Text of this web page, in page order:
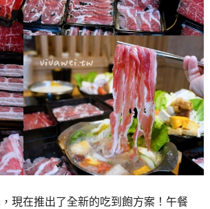
現在推出了全新的吃到飽方案！午餐